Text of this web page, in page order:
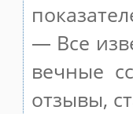
— Все
вечные
отзывы,